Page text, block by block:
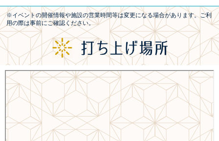
※イベントの開催情報や施設の営業時間等は変更になる場合があります。ご利
用の際は事前にご確認ください。